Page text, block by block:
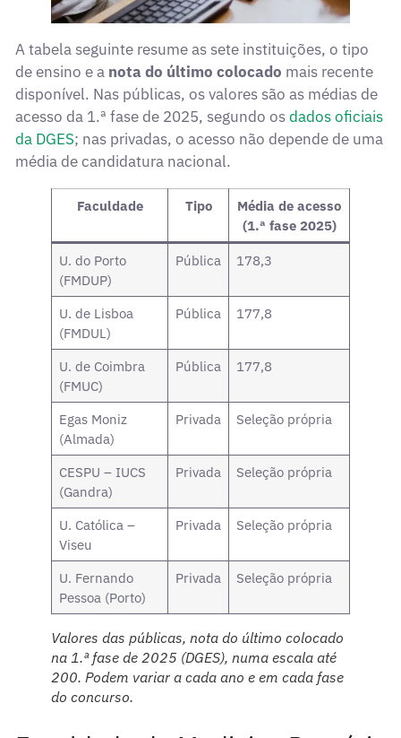
A tabela seguinte resume as sete instituições, o tipo
de ensino e a nota do último colocado mais recente
disponível. Nas públicas, os valores são as médias de
acesso da 1.ª fase de 2025, segundo osdados oficiais
da DGES; nas privadas, o acesso não depende de uma
média de candidatura nacional.
Faculdade Tipo
Média de acesso
(1.ª fase 2025)
U. do Porto
(FMDUP)
Pública 178,3
U. de Lisboa
(FMDUL)
Pública 177,8
U. de Coimbra
(FMUC)
Pública 177,8
Egas Moniz
(Almada)
Privada Seleção própria
CESPU – IUCS
(Gandra)
Privada Seleção própria
U. Católica –
Viseu
Privada Seleção própria
U. Fernando
Pessoa (Porto)
Privada Seleção própria
Valores das públicas, nota do último colocado
na 1.ª fase de 2025 (DGES), numa escala até
200. Podem variar a cada ano e em cada fase
do concurso.